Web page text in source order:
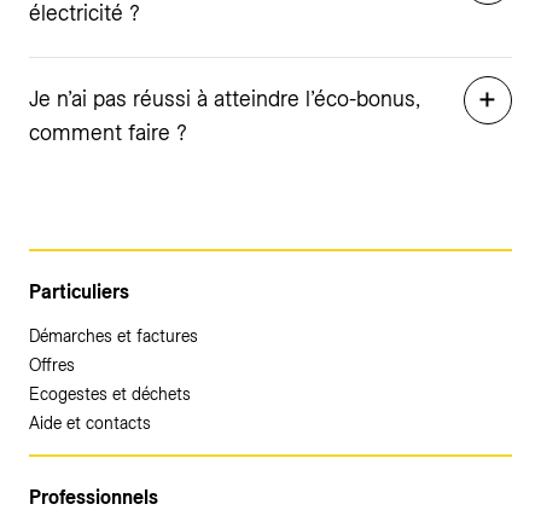
électricité ?
Je n’ai pas réussi à atteindre l’éco-bonus,
comment faire ?
Particuliers
Démarches et factures
Offres
Ecogestes et déchets
Aide et contacts
Professionnels